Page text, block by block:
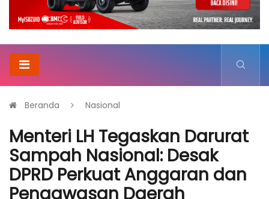
Beranda Nasional
Menteri LH Tegaskan Darurat
Sampah Nasional: Desak
DPRD Perkuat Anggaran dan
Pengawasan Daerah